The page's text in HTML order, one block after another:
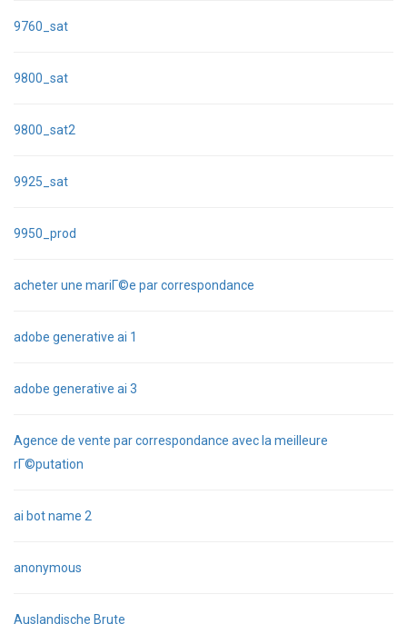
9760_sat
9800_sat
9800_sat2
9925_sat
9950_prod
acheter une mariГ©e par correspondance
adobe generative ai 1
adobe generative ai 3
Agence de vente par correspondance avec la meilleure
rГ©putation
ai bot name 2
anonymous
Auslandische Brute